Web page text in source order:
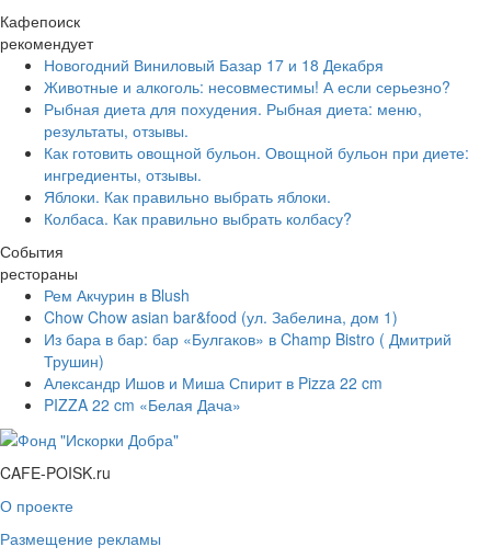
Кафепоиск
рекомендует
Новогодний Виниловый Базар 17 и 18 Декабря
Животные и алкоголь: несовместимы! А если серьезно?
Рыбная диета для похудения. Рыбная диета: меню,
результаты, отзывы.
Как готовить овощной бульон. Овощной бульон при диете:
ингредиенты, отзывы.
Яблоки. Как правильно выбрать яблоки.
Колбаса. Как правильно выбрать колбасу?
События
рестораны
Рем Акчурин в Blush
Chow Chow asian bar&food (ул. Забелина, дом 1)
Из бара в бар: бар «Булгаков» в Champ Bistro ( Дмитрий
Трушин)
Александр Ишов и Миша Спирит в Pizza 22 cm
PIZZA 22 cm «Белая Дача»
CAFE-POISK.ru
О проекте
Размещение рекламы